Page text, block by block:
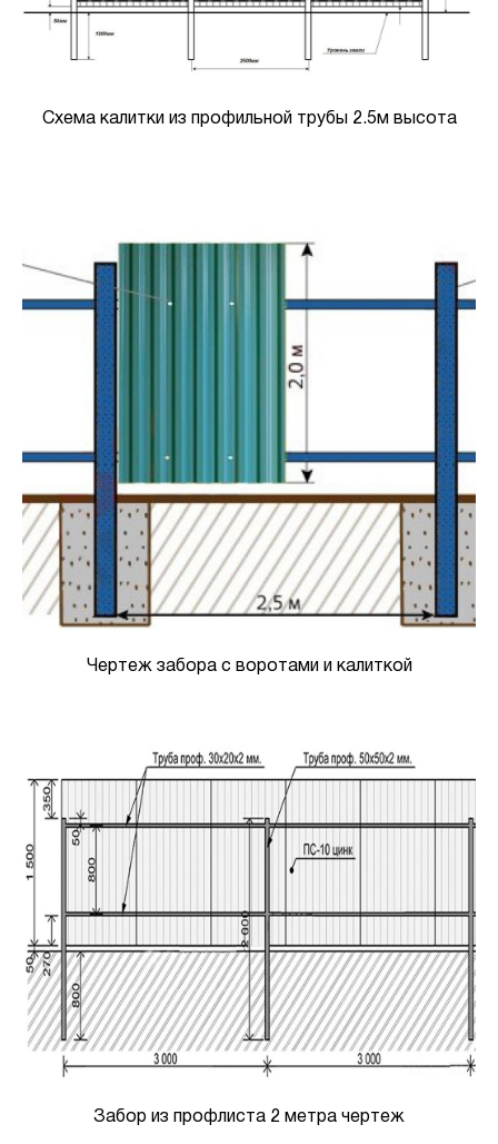
Схема калитки из профильной трубы 2.5м высота
Чертеж забора с воротами и калиткой
Забор из профлиста 2 метра чертеж